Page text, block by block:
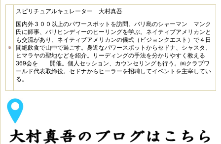
スピリチュアルキュレーター 大村真吾
国内外３００以上のパワースポットを訪問。バリ島のシャーマン マンク
氏に師事、バリヒンディーのヒーリングを学ぶ。ネイティブアメリカンと
も交流があり、ネイティブアメリカンの儀式（ビジョンクエスト）で４日
間絶飲食で山中で過ごす。身近なパワースポットからセドナ、シャスタ、
ヒマラヤの聖地などを紹介。リーディングの手法を分かりやすく教える
369会を 開催。個人セッション、カウンセリングも行う。㈱クラブワ
ールド代表取締役。セドナからヒーラーを招聘してイベントを主宰してい
る。